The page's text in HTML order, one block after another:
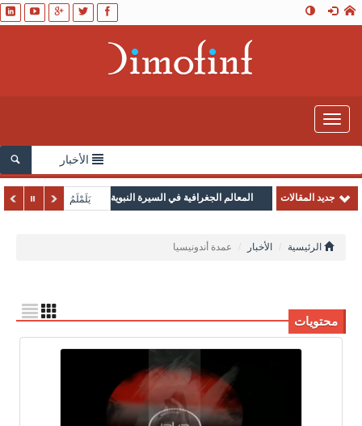
Toggle
navigation
الأخبار
جديد المقالات المعالم الجغرافية في السيرة النبوية يَلَمْلَمُ
الرئيسية الأخبار عمدة أندونيسيا
محتويات